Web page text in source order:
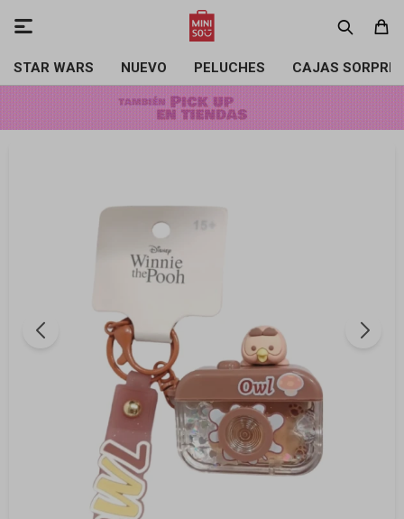
STAR WARS NUEVO PELUCHES CAJAS
